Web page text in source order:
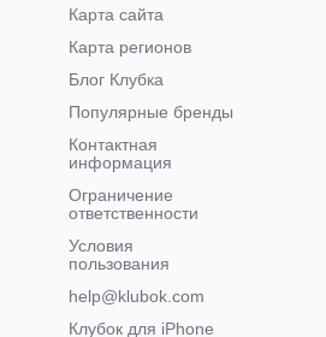
Карта сайта
Карта регионов
Блог Клубка
Популярные бренды
Контактная
информация
Ограничение
ответственности
Условия
пользования
help@klubok.com
Клубок для iPhone